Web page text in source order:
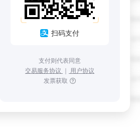
扫码支付
支付则代表同意
交易服务协议 ｜ 用户协议
发票获取